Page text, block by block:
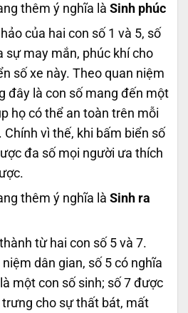
thêm ý nghĩa là Sinh phúc
của hai con số 1 và 5, số
sự may mắn, phúc khí cho
số xe này. Theo quan niệm
đây là con số mang đến một
họ có thể an toàn trên mỗi
vì thế, khi bấm biển số
đa số mọi người ưa thích
thêm ý nghĩa là Sinh ra
từ hai con số 5 và 7.
dân gian, số 5 có nghĩa
một con số sinh; số 7 được
cho sự thất bát, mất